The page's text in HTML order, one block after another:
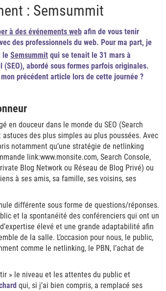
: Semsummit
à des événements web afin de vous tenir
des professionnels du web. Pour ma part, je
le Semsummit qui se tenait le 31 mars à
abordé sous formes parfois originales.
précédent article lors de cette journée ?
en douceur dans le monde du SEO (Search
des plus simples au plus poussées. Avec
notamment qu’une stratégie de netlinking
link:www.monsite.com, Search Console,
Blog Network ou Réseau de Blog Privé) ou
à ses amis, sa famille, ses voisins, ses
différente sous forme de questions/réponses.
et la spontanéité des conférenciers qui ont un
élevé et une grande adaptabilité afin
de la salle. L’occasion pour nous, le public,
comme le netlinking, le PBN, l’achat de
» le niveau et les attentes du public et
qui, si j’ai bien compris, a remplacé ses